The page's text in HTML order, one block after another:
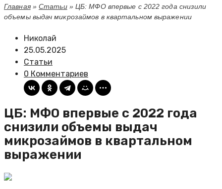
Главная»Статьи» ЦБ: МФО впервые с 2022 года снизили
объемы выдач микрозаймов в квартальном выражении
Николай
25.05.2025
Статьи
0 Комментариев
ЦБ: МФО впервые с 2022 года
снизили объемы выдач
микрозаймов в квартальном
выражении